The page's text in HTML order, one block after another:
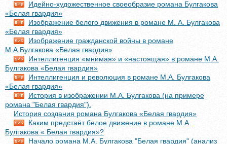
Идейно-художественное своеобразие романа Булгакова
«Белая гвардия»
Изображение белого движения в романе М. А. Булгакова
«Белая гвардия»
Изображение гражданской войны в романе
М.А.Булгакова «Белая гвардия»
Интеллигенция «мнимая» и «настоящая» в романе М.А.
Булгакова «Белая гвардия»
Интеллигенция и революция в романе М.А. Булгакова
«Белая гвардия»
История в изображении М.А. Булгакова (на примере
романа "Белая гвардия").
История создания романа Булгакова «Белая гвардия»
Каким предстаёт белое движение в романе М.А.
Булгакова « Белая гвардия»?
Начало романа М.А. Булгакова "Белая гвардия" (анализ